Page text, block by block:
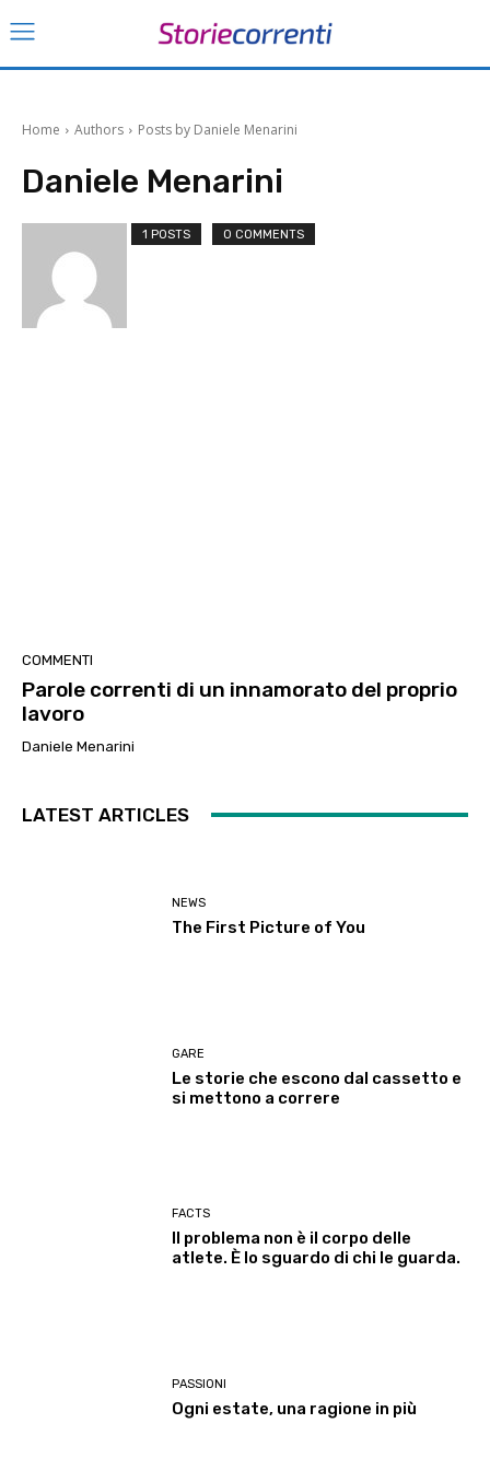
Home Authors Posts by Daniele Menarini
Daniele Menarini
1 POSTS 0 COMMENTS
COMMENTI
Parole correnti di un innamorato del proprio
lavoro
Daniele Menarini
LATEST ARTICLES
NEWS
The First Picture of You
GARE
Le storie che escono dal cassetto e
si mettono a correre
FACTS
Il problema non è il corpo delle
atlete. È lo sguardo di chi le guarda.
PASSIONI
Ogni estate, una ragione in più